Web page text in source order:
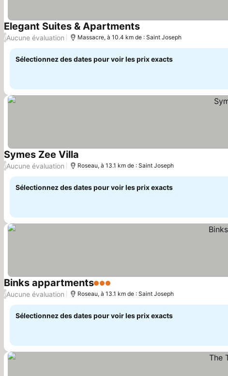
Elegant Suites & Apartments
/Aucune évaluation Massacre, à 10.4 km de : Saint Joseph
Sélectionnez des dates pour voir les prix exacts
Symes Zee Villa
/Aucune évaluation Roseau, à 13.1 km de : Saint Joseph
Sélectionnez des dates pour voir les prix exacts
Binks appartments3 Étoiles
/Aucune évaluation Roseau, à 13.1 km de : Saint Joseph
Sélectionnez des dates pour voir les prix exacts